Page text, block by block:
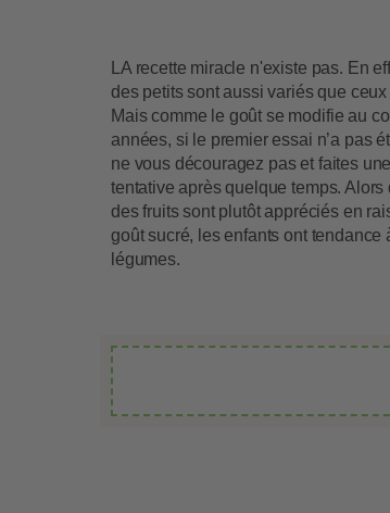
LA recette miracle n'existe pas. En
des petits sont aussi variés que
Mais comme le goût se modifie au
années, si le premier essai n’a pas
ne vous découragez pas et faites
tentative après quelque temps. Alors
des fruits sont plutôt appréciés en
goût sucré, les enfants ont tendance
légumes.